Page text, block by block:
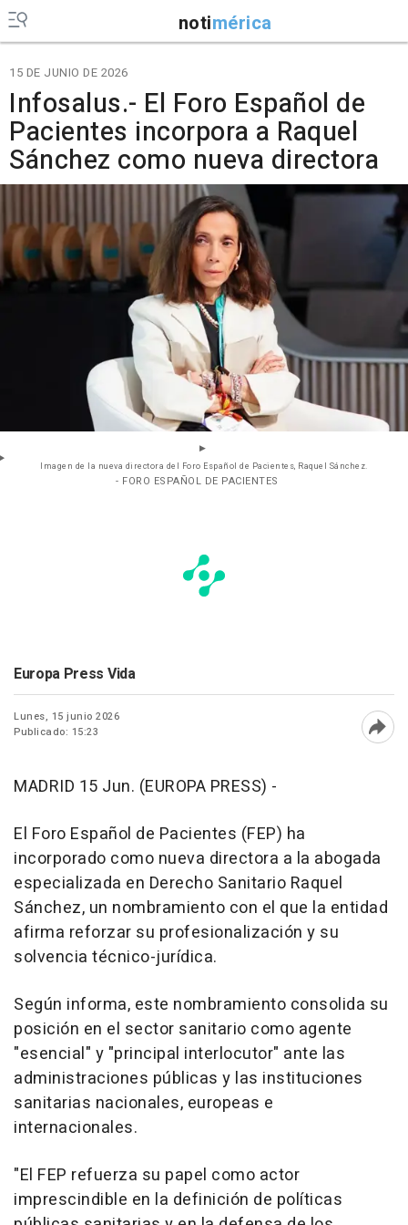
notimérica
15 DE JUNIO DE 2026
Infosalus.- El Foro Español de
Pacientes incorpora a Raquel
Sánchez como nueva directora
Imagen de la nueva directora del Foro Español de Pacientes, Raquel Sánchez.
- FORO ESPAÑOL DE PACIENTES
Europa Press Vida
Lunes, 15 junio 2026
Publicado: 15:23
MADRID 15 Jun. (EUROPA PRESS) -
El Foro Español de Pacientes (FEP) ha
incorporado como nueva directora a la abogada
especializada en Derecho Sanitario Raquel
Sánchez, un nombramiento con el que la entidad
afirma reforzar su profesionalización y su
solvencia técnico-jurídica.
Según informa, este nombramiento consolida su
posición en el sector sanitario como agente
"esencial" y "principal interlocutor" ante las
administraciones públicas y las instituciones
sanitarias nacionales, europeas e
internacionales.
"El FEP refuerza su papel como actor
imprescindible en la definición de políticas